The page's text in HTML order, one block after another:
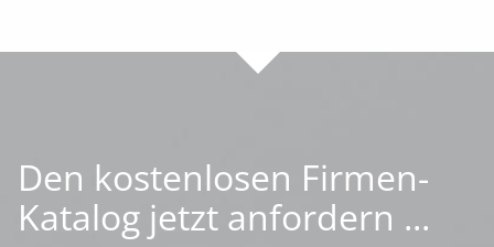
Den kostenlosen Firmen-
Katalog jetzt anfordern ...